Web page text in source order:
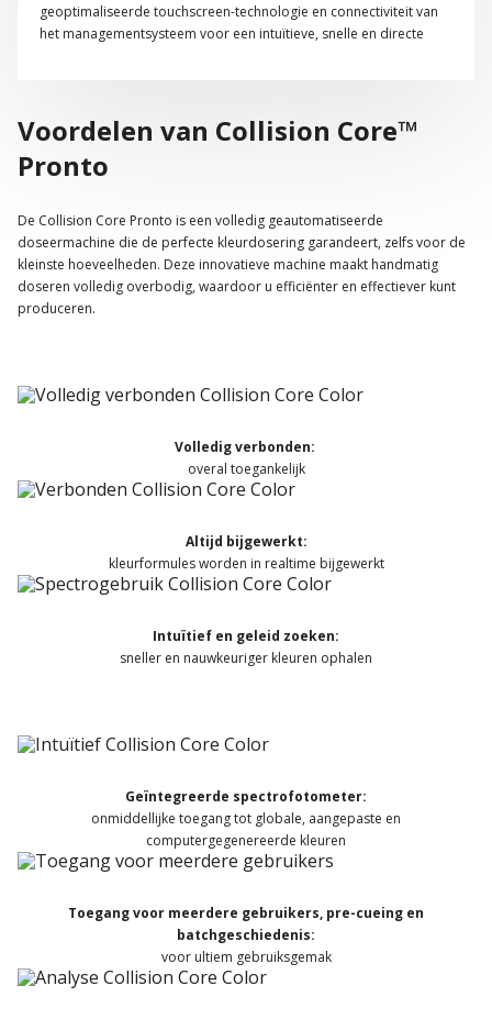
geoptimaliseerde touchscreen-technologie en connectiviteit van
het managementsysteem voor een intuïtieve, snelle en directe
Voordelen van Collision Core™
Pronto
De Collision Core Pronto is een volledig geautomatiseerde
doseermachine die de perfecte kleurdosering garandeert, zelfs voor de
kleinste hoeveelheden. Deze innovatieve machine maakt handmatig
doseren volledig overbodig, waardoor u efficiënter en effectiever kunt
produceren.
Volledig verbonden:
overal toegankelijk
Altijd bijgewerkt:
kleurformules worden in realtime bijgewerkt
Intuïtief en geleid zoeken:
sneller en nauwkeuriger kleuren ophalen
Geïntegreerde spectrofotometer:
onmiddellijke toegang tot globale, aangepaste en
computergegenereerde kleuren
Toegang voor meerdere gebruikers, pre-cueing en
batchgeschiedenis:
voor ultiem gebruiksgemak